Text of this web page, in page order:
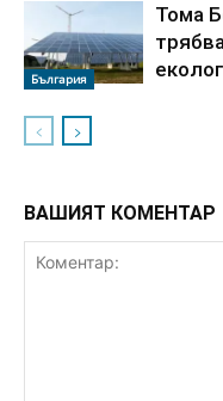
България
Тома
ВАШИЯТ КОМЕНТАР